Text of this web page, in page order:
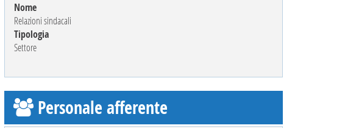
Nome
Relazioni sindacali
Tipologia
Settore
Personale afferente